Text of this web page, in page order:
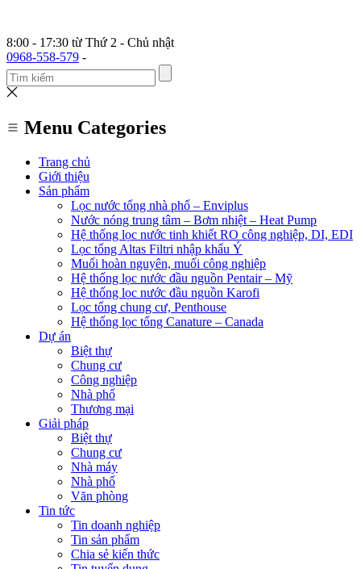
8:00 - 17:30 từ Thứ 2 - Chủ nhật
0968-558-579 -
Menu Categories
Trang chủ
Giới thiệu
Sản phẩm
Lọc nước tổng nhà phố – Enviplus
Nước nóng trung tâm – Bơm nhiệt – Heat Pump
Hệ thống lọc nước tinh khiết RO công nghiệp, DI, EDI
Lọc tổng Altas Filtri nhập khẩu Ý
Muối hoàn nguyên, muối công nghiệp
Hệ thống lọc nước đầu nguồn Pentair – Mỹ
Hệ thống lọc nước đầu nguồn Karofi
Lọc tổng chung cư, Penthouse
Hệ thống lọc tổng Canature – Canada
Dự án
Biệt thự
Chung cư
Công nghiệp
Nhà phố
Thương mại
Giải pháp
Biệt thự
Chung cư
Nhà máy
Nhà phố
Văn phòng
Tin tức
Tin doanh nghiệp
Tin sản phẩm
Chia sẻ kiến thức